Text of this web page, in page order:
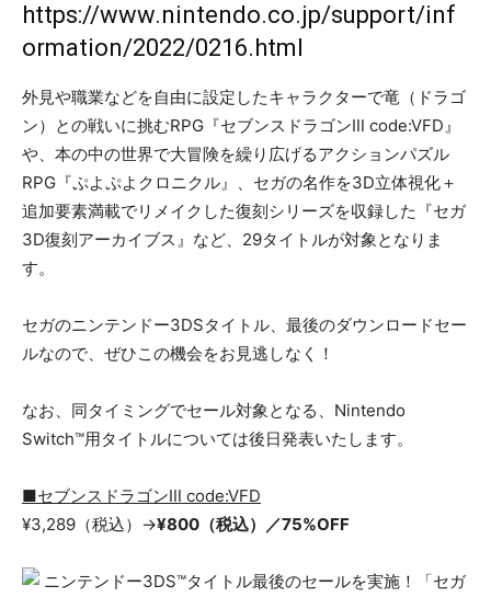
https://www.nintendo.co.jp/support/inf
ormation/2022/0216.html
外見や職業などを自由に設定したキャラクターで竜（ドラゴ
ン）との戦いに挑むRPG『セブンスドラゴンⅢ code:VFD』
や、本の中の世界で大冒険を繰り広げるアクションパズル
RPG『ぷよぷよクロニクル』、セガの名作を3D立体視化＋
追加要素満載でリメイクした復刻シリーズを収録した『セガ
3D復刻アーカイブス』など、29タイトルが対象となりま
す。
セガのニンテンドー3DSタイトル、最後のダウンロードセー
ルなので、ぜひこの機会をお見逃しなく！
なお、同タイミングでセール対象となる、Nintendo
Switch™用タイトルについては後日発表いたします。
■セブンスドラゴンⅢ code:VFD
¥3,289（税込）→¥800（税込）／75%OFF